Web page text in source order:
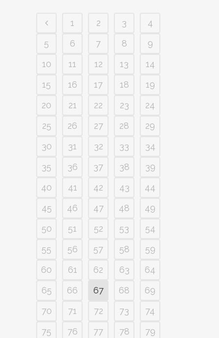
1 2 3
4
5
6 7 8
9
10
11 12 13
14
15
16 17 18
19
20
21 22 23
24
25
26 27 28
29
30
31 32 33
34
35
36 37 38
39
40
41 42 43
44
45
46 47 48
49
50
51 52 53
54
55
56 57 58
59
60
61 62 63
64
65
66 67 68
69
70
71 72 73
74
75
76 77 78
79